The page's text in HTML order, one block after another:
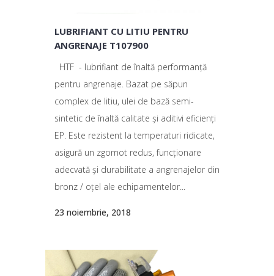
LUBRIFIANT CU LITIU PENTRU
ANGRENAJE T107900
HTF - lubrifiant de înaltă performanță
pentru angrenaje. Bazat pe săpun
complex de litiu, ulei de bază semi-
sintetic de înaltă calitate și aditivi eficienți
EP. Este rezistent la temperaturi ridicate,
asigură un zgomot redus, funcționare
adecvată și durabilitate a angrenajelor din
bronz / oțel ale echipamentelor...
23 noiembrie, 2018